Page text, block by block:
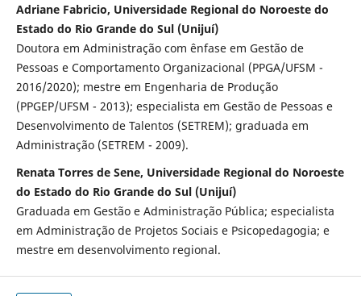
Adriane Fabricio, Universidade Regional do Noroeste do
Estado do Rio Grande do Sul (Unijuí)
Doutora em Administração com ênfase em Gestão de
Pessoas e Comportamento Organizacional (PPGA/UFSM -
2016/2020); mestre em Engenharia de Produção
(PPGEP/UFSM - 2013); especialista em Gestão de Pessoas e
Desenvolvimento de Talentos (SETREM); graduada em
Administração (SETREM - 2009).
Renata Torres de Sene, Universidade Regional do Noroeste
do Estado do Rio Grande do Sul (Unijuí)
Graduada em Gestão e Administração Pública; especialista
em Administração de Projetos Sociais e Psicopedagogia; e
mestre em desenvolvimento regional.